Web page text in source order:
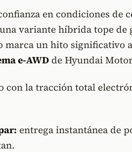
en condiciones de
variante híbrida tope de
marca un hito significativo
e-AWD de Hyundai
la tracción total
entrega instantánea de